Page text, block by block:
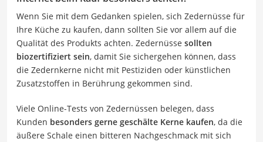
Wenn Sie mit dem Gedanken spielen, sich Zedernüsse für
Ihre Küche zu kaufen, dann sollten Sie vor allem auf die
Qualität des Produkts achten. Zedernüsse sollten
biozertifiziert sein, damit Sie sichergehen können, dass
die Zedernkerne nicht mit Pestiziden oder künstlichen
Zusatzstoffen in Berührung gekommen sind.
Viele Online-Tests von Zedernüssen belegen, dass
Kunden besonders gerne geschälte Kerne kaufen, da die
äußere Schale einen bitteren Nachgeschmack mit sich